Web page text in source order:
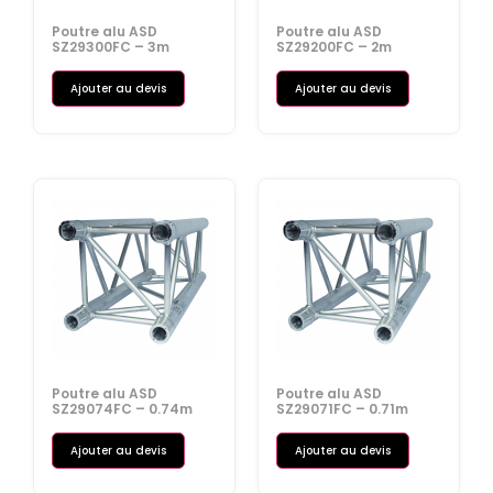
Poutre alu ASD
SZ29300FC – 3m
Ajouter au devis
Poutre alu ASD
SZ29200FC – 2m
Ajouter au devis
Poutre alu ASD
SZ29074FC – 0.74m
Ajouter au devis
Poutre alu ASD
SZ29071FC – 0.71m
Ajouter au devis